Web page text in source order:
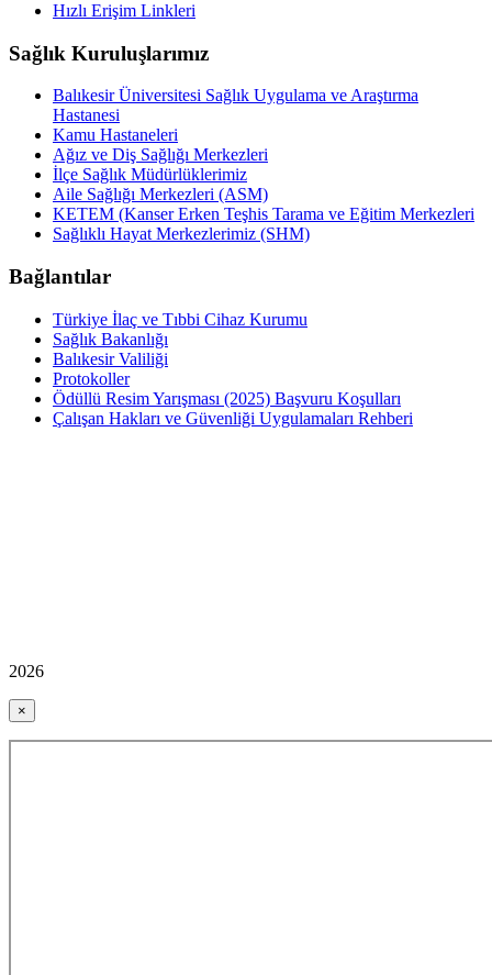
Hızlı Erişim Linkleri
Sağlık Kuruluşlarımız
Balıkesir Üniversitesi Sağlık Uygulama ve Araştırma
Hastanesi
Kamu Hastaneleri
Ağız ve Diş Sağlığı Merkezleri
İlçe Sağlık Müdürlüklerimiz
Aile Sağlığı Merkezleri (ASM)
KETEM (Kanser Erken Teşhis Tarama ve Eğitim Merkezleri
Sağlıklı Hayat Merkezlerimiz (SHM)
Bağlantılar
Türkiye İlaç ve Tıbbi Cihaz Kurumu
Sağlık Bakanlığı
Balıkesir Valiliği
Protokoller
Ödüllü Resim Yarışması (2025) Başvuru Koşulları
Çalışan Hakları ve Güvenliği Uygulamaları Rehberi
2026
×